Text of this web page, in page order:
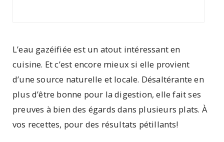
L’eau gazéifiée est un atout intéressant en
cuisine. Et c’est encore mieux si elle provient
d’une source naturelle et locale. Désaltérante en
plus d’être bonne pour la digestion, elle fait ses
preuves à bien des égards dans plusieurs plats. À
vos recettes, pour des résultats pétillants!